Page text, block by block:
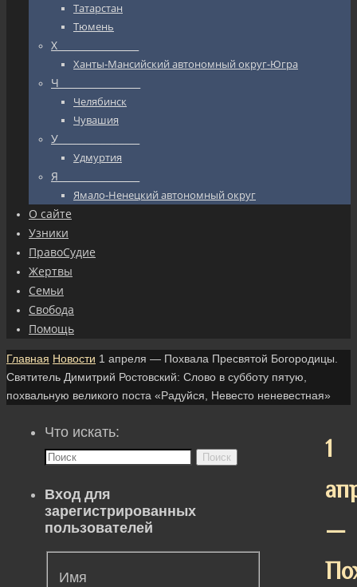
Татарстан
Тюмень
Х_________________
Ханты-Мансийский автономный округ-Югра
Ч_________________
Челябинск
Чувашия
У_________________
Удмуртия
Я_________________
Ямало-Ненецкий автономный округ
О сайте
Узники
ПравоСудие
Жертвы
Семьи
Свобода
Помощь
Главная Новости 1 апреля — Похвала Пресвятой Богородицы.
Святитель Димитрий Ростовский: Слово в субботу пятую,
похвальную великого поста «Радуйся, Невесто неневестная»
1
—
Что искать:
Поиск
Вход для
зарегистрированных
пользователей
Имя